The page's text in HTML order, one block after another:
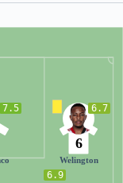
6.7
6
Welington
7.5
6.9